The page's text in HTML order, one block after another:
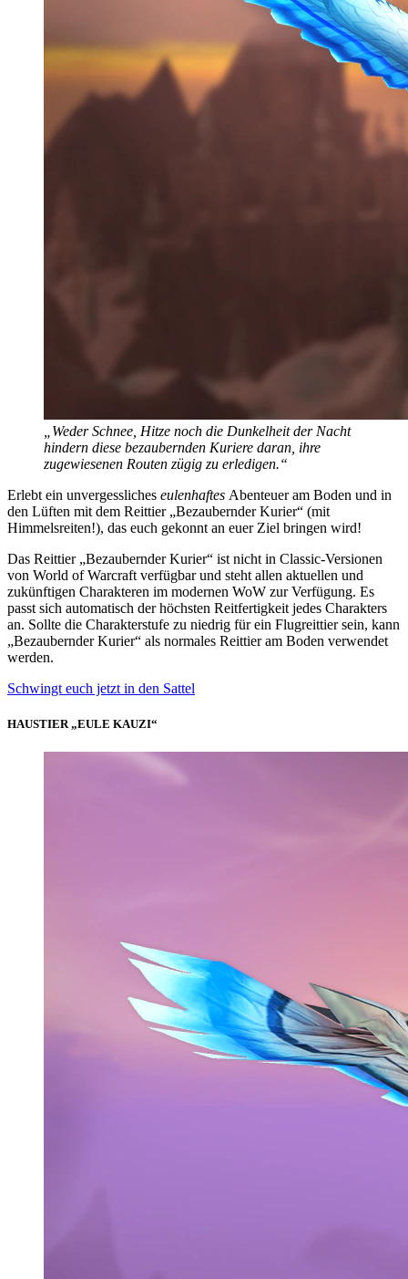
„Weder Schnee, Hitze noch die Dunkelheit der Nacht
hindern diese bezaubernden Kuriere daran, ihre
zugewiesenen Routen zügig zu erledigen.“
Erlebt ein unvergessliches eulenhaftes Abenteuer am Boden und in
den Lüften mit dem Reittier „Bezaubernder Kurier“ (mit
Himmelsreiten!), das euch gekonnt an euer Ziel bringen wird!
Das Reittier „Bezaubernder Kurier“ ist nicht in Classic-Versionen
von World of Warcraft verfügbar und steht allen aktuellen und
zukünftigen Charakteren im modernen WoW zur Verfügung. Es
passt sich automatisch der höchsten Reitfertigkeit jedes Charakters
an. Sollte die Charakterstufe zu niedrig für ein Flugreittier sein, kann
„Bezaubernder Kurier“ als normales Reittier am Boden verwendet
werden.
Schwingt euch jetzt in den Sattel
HAUSTIER „EULE KAUZI“